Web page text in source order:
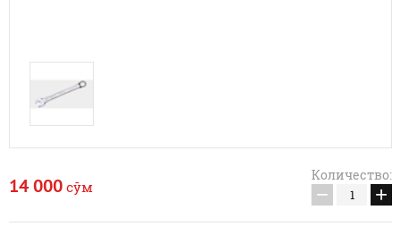
14 000 сўм
Количество:
− +